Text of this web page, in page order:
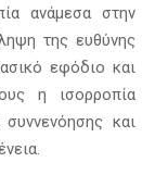
ανάμεσα στην
της ευθύνης
εφόδιο και
η ισορροπία
και